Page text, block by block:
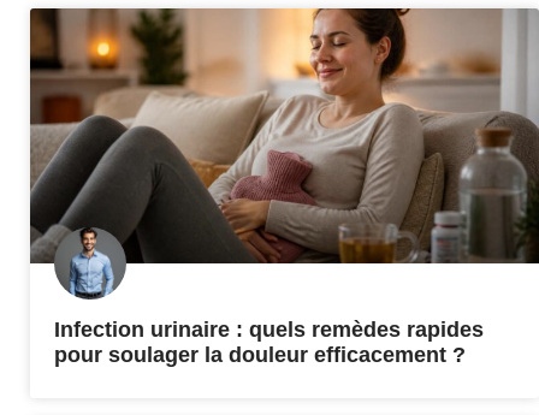
Infection urinaire : quels remèdes rapides
pour soulager la douleur efficacement ?